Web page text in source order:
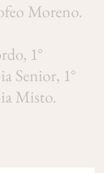
Moreno.
1°
Senior, 1°
Misto.